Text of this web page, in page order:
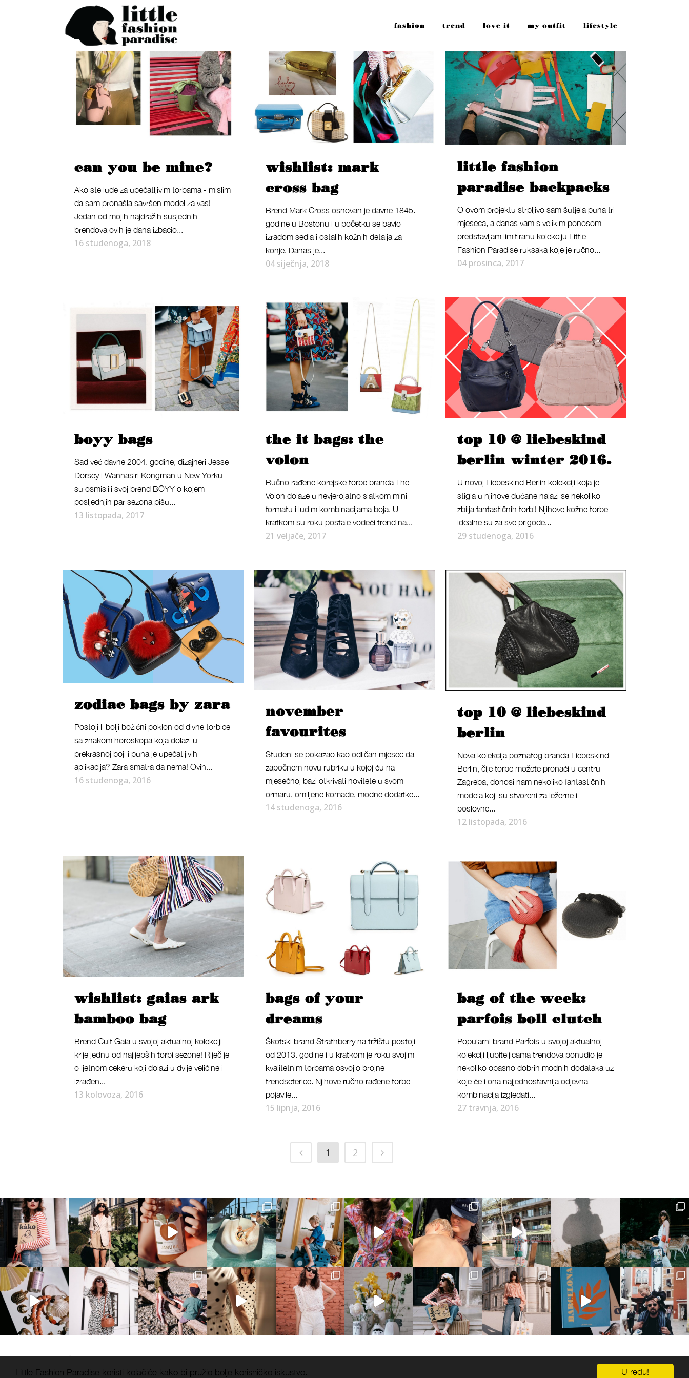
U redu!
Little Fashion Paradise koristi kolačiće kako bi pružio bolje korisničko iskustvo.
fashion trend love it my outfit lifestyle
can you be mine?
Ako ste lude za upečatljivim torbama - mislim
da sam pronašla savršen model za vas!
Jedan od mojih najdražih susjednih
brendova ovih je dana izbacio...
16 studenoga, 2018
wishlist: mark
cross bag
Brend Mark Cross osnovan je davne 1845.
godine u Bostonu i u početku se bavio
izradom sedla i ostalih kožnih detalja za
konje. Danas je...
04 siječnja, 2018
little fashion
paradise backpacks
O ovom projektu strpljivo sam šutjela puna tri
mjeseca, a danas vam s velikim ponosom
predstavljam limitiranu kolekciju Little
Fashion Paradise ruksaka koje je ručno...
04 prosinca, 2017
boyy bags
Sad već davne 2004. godine, dizajneri Jesse
Dorsey i Wannasiri Kongman u New Yorku
su osmislili svoj brend BOYY o kojem
posljednjih par sezona pišu...
13 listopada, 2017
the it bags: the
volon
Ručno rađene korejske torbe branda The
Volon dolaze u nevjerojatno slatkom mini
formatu i ludim kombinacijama boja. U
kratkom su roku postale vodeći trend na...
21 veljače, 2017
top 10 @ liebeskind
berlin winter 2016.
U novoj Liebeskind Berlin kolekciji koja je
stigla u njihove dućane nalazi se nekoliko
zbilja fantastičnih torbi! Njihove kožne torbe
idealne su za sve prigode...
29 studenoga, 2016
zodiac bags by zara
Postoji li bolji božićni poklon od divne torbice
sa znakom horoskopa koja dolazi u
prekrasnoj boji i puna je upečatljivih
aplikacija? Zara smatra da nema! Ovih...
16 studenoga, 2016
november
favourites
Studeni se pokazao kao odličan mjesec da
započnem novu rubriku u kojoj ću na
mjesečnoj bazi otkrivati novitete u svom
ormaru, omiljene komade, modne dodatke...
14 studenoga, 2016
top 10 @ liebeskind
berlin
Nova kolekcija poznatog branda Liebeskind
Berlin, čije torbe možete pronaći u centru
Zagreba, donosi nam nekoliko fantastičnih
modela koji su stvoreni za ležerne i
poslovne...
12 listopada, 2016
wishlist: gaias ark
bamboo bag
Brend Cult Gaia u svojoj aktualnoj kolekciji
krije jednu od najljepših torbi sezone! Riječ je
o ljetnom cekeru koji dolazi u dvije veličine i
izrađen...
13 kolovoza, 2016
bags of your
dreams
Škotski brand Strathberry na tržištu postoji
od 2013. godine i u kratkom je roku svojim
kvalitetnim torbama osvojio brojne
trendseterice. Njihove ručno rađene torbe
pojavile...
15 lipnja, 2016
bag of the week:
parfois boll clutch
Popularni brand Parfois u svojoj aktualnoj
kolekciji ljubiteljicama trendova ponudio je
nekoliko opasno dobrih modnih dodataka uz
koje će i ona najjednostavnija odjevna
kombinacija izgledati...
27 travnja, 2016
1 2
OGLAŠAVANJE